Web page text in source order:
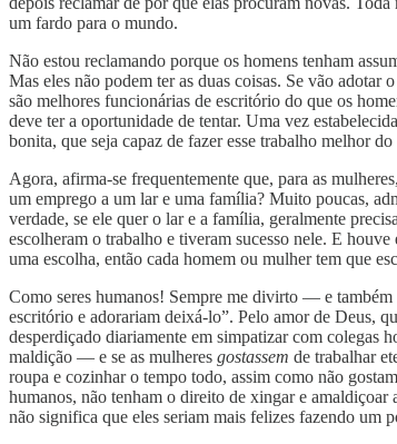
um fardo para o mundo.
Não estou reclamando porque os homens tenham
Mas eles não podem ter as duas coisas. Se vão adotar
são melhores funcionárias de escritório do que os
deve ter a oportunidade de tentar. Uma vez
bonita, que seja capaz de fazer esse trabalho melhor
Agora, afirma-se frequentemente que, para as
um emprego a um lar e uma família? Muito poucas,
verdade, se ele quer o lar e a família, geralmente
escolheram o trabalho e tiveram sucesso nele. E
uma escolha, então cada homem ou mulher tem que
Como seres humanos! Sempre me divirto — e
escritório e adorariam deixá-lo”. Pelo amor de Deus,
desperdiçado diariamente em simpatizar com colegas
maldição — e se as mulheres gostassem de trabalhar
roupa e cozinhar o tempo todo, assim como não
humanos, não tenham o direito de xingar e
não significa que eles seriam mais felizes fazendo um